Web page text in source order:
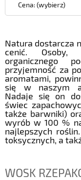
Cena: (wybierz)
Natura dostarcza
cenić. Osoby,
organicznego
przyjemność za
aromatami,
się w naszym
Nadaje się on
świec
także barwniki)
wyrób w 100 %
najlepszych
toksycznych, a
WOSK